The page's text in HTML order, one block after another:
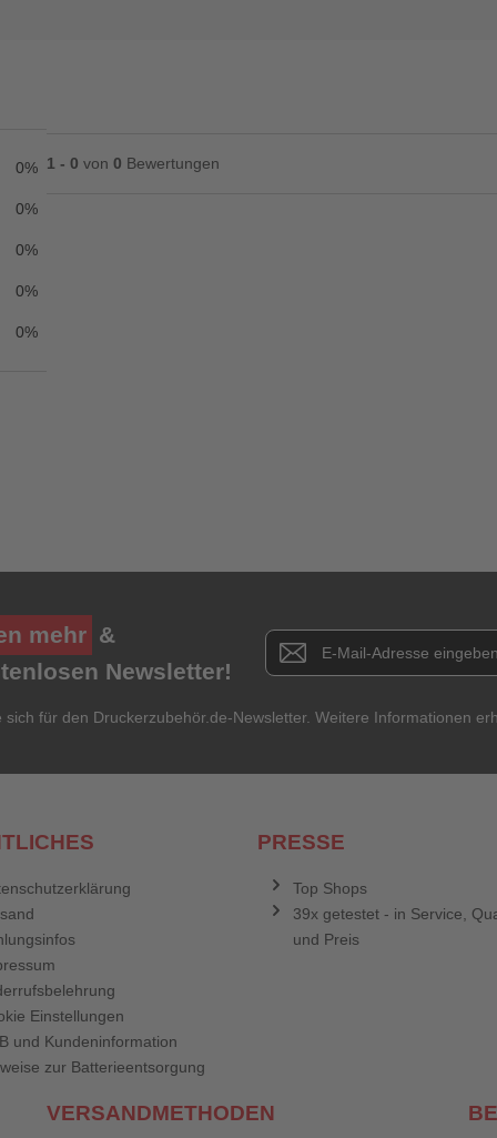
0%
0%
0%
0%
0%
1 - 0 von 0 Bewertungen
mehr &
Newsletter!
Newsletter E-Mail Adresse
für den Druckerzubehör.de-Newsletter. Weitere Informationen
Einstellungen
und Kundeninformation
zur Batterieentsorgung
PRESSE
Top Shops
39x getestet - in Service,
und Preis
VERSANDMETHODEN